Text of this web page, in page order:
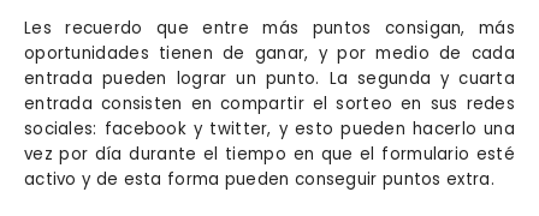
Les recuerdo que entre más puntos consigan, más
oportunidades tienen de ganar, y por medio de cada
entrada pueden lograr un punto. La segunda y cuarta
entrada consisten en compartir el sorteo en sus redes
sociales: facebook y twitter, y esto pueden hacerlo una
vez por día durante el tiempo en que el formulario esté
activo y de esta forma pueden conseguir puntos extra.